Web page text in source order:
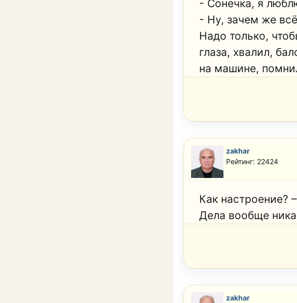
- Сонечка, я
- Ну, зачем же
Надо только,
глаза, хвалил,
на машине,
zakhar
Рейтинг: 22424
Как настроение?
Дела вообще
zakhar